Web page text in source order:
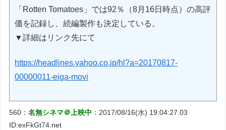
「Rotten Tomatoes」では92％（8月16日時点）の高評
価を記録し、続編製作も決定している。
▼詳細はリンク先にて
https://headlines.yahoo.co.jp/hl?a=20170817-
00000011-eiga-movi
560：名無シネマ＠上映中 ：2017/08/16(水) 19:04:27.03
ID:exFkGt74.net